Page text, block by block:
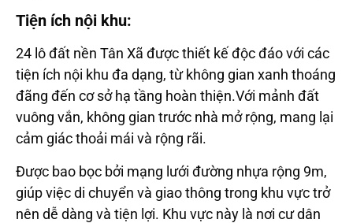
Tiện ích nội khu:
24 lô đất nền Tân Xã được thiết kế độc đáo với các
tiện ích nội khu đa dạng, từ không gian xanh thoáng
đãng đến cơ sở hạ tầng hoàn thiện.Với mảnh đất
vuông vắn, không gian trước nhà mở rộng, mang lại
cảm giác thoải mái và rộng rãi.
Được bao bọc bởi mạng lưới đường nhựa rộng 9m,
giúp việc di chuyển và giao thông trong khu vực trở
nên dễ dàng và tiện lợi. Khu vực này là nơi cư dân